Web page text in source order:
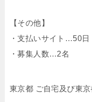
【その他】
・支払いサイト…50日
・募集人数…2名
東京都 ご自宅及び東